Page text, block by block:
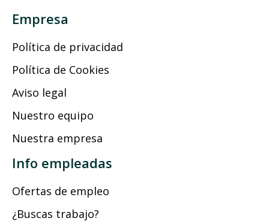
Empresa
Política de privacidad
Política de Cookies
Aviso legal
Nuestro equipo
Nuestra empresa
Info empleadas
Ofertas de empleo
¿Buscas trabajo?